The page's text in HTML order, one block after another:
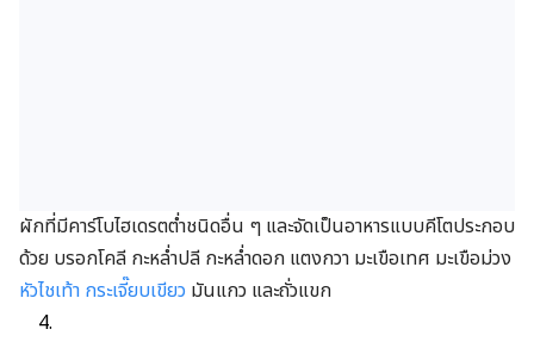
ผักที่มีคาร์โบไฮเดรตต่ำชนิดอื่น ๆ และจัดเป็นอาหารแบบคีโตประกอบ
ด้วย บรอกโคลี กะหล่ำปลี กะหล่ำดอก แตงกวา มะเขือเทศ มะเขือม่วง
หัวไชเท้า กระเจี๊ยบเขียว มันแกว และถั่วแขก